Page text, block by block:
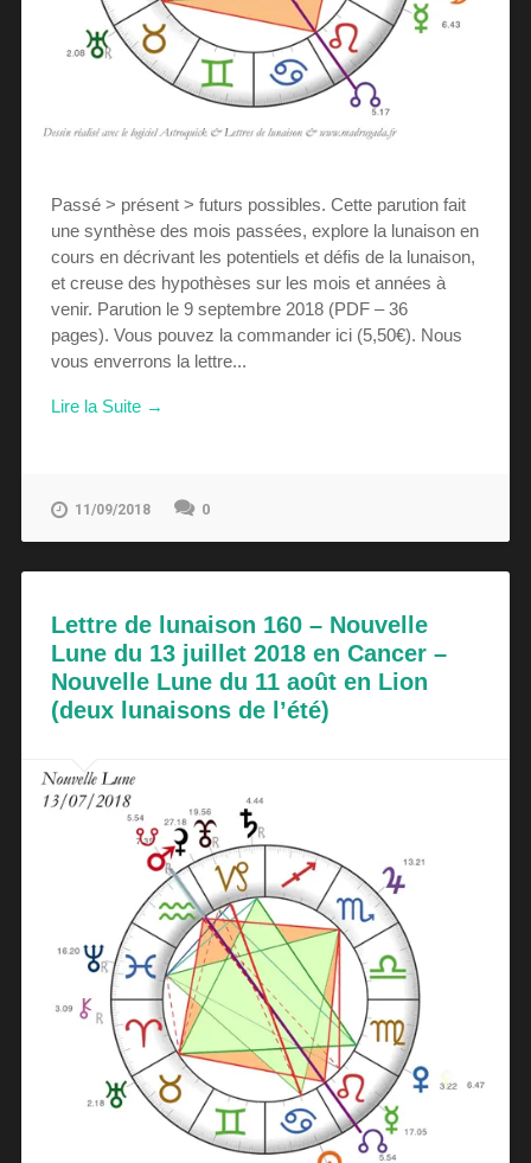
Passé > présent > futurs possibles. Cette parution fait
une synthèse des mois passées, explore la lunaison en
cours en décrivant les potentiels et défis de la lunaison,
et creuse des hypothèses sur les mois et années à
venir. Parution le 9 septembre 2018 (PDF – 36
pages). Vous pouvez la commander ici (5,50€). Nous
vous enverrons la lettre...
Lire la Suite →
11/09/2018 0
Lettre de lunaison 160 – Nouvelle
Lune du 13 juillet 2018 en Cancer –
Nouvelle Lune du 11 août en Lion
(deux lunaisons de l’été)